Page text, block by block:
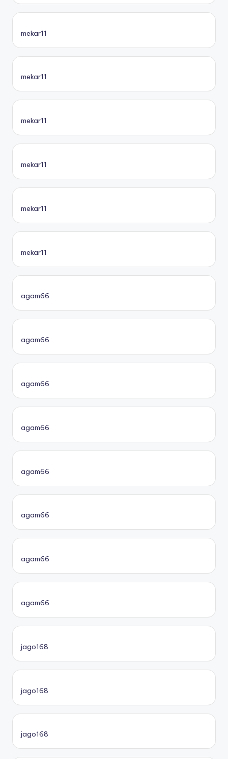
mekar11
mekar11
mekar11
mekar11
mekar11
mekar11
agam66
agam66
agam66
agam66
agam66
agam66
agam66
agam66
jago168
jago168
jago168